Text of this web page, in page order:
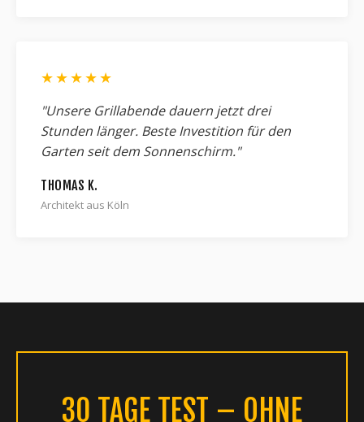
★★★★★
"Unsere Grillabende dauern jetzt drei
Stunden länger. Beste Investition für den
Garten seit dem Sonnenschirm."
THOMAS K.
Architekt aus Köln
30 TAGE TEST – OHNE